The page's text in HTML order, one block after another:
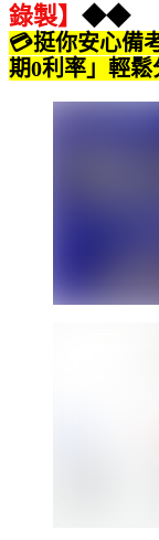
錄製】 ◆◆
💳挺你安心備
期0利率」輕鬆